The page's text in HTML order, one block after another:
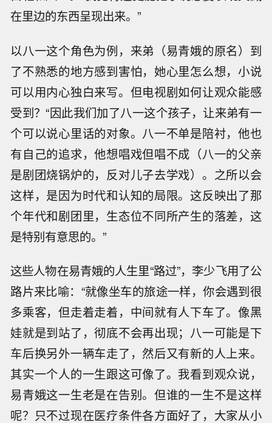
在里边的东西呈现出来。”
以八一这个角色为例，来弟（易青娥的原名）到
了不熟悉的地方感到害怕，她心里怎么想，小说
可以用内心独白来写。但电视剧如何让观众能感
受到？“因此我们加了八一这个孩子，让来弟有一
个可以说心里话的对象。八一不单是陪衬，他也
有自己的追求，他想唱戏但唱不成（八一的父亲
是剧团烧锅炉的，反对儿子去学戏）。之所以会
这样，是因为时代和认知的局限。这反映出了那
个年代和剧团里，生态位不同所产生的落差，这
是特别有意思的。”
这些人物在易青娥的人生里“路过”，李少飞用了公
路片来比喻：“就像坐车的旅途一样，你会遇到很
多乘客，但走着走着，中间就有人下车了。像黑
娃就是到站了，彻底不会再出现；八一可能是下
车后换另外一辆车走了，然后又有新的人上来。
其实一个人的一生跟这可像了。我看到观众说，
易青娥这一生老是在告别。但谁的一生不是这样
呢？只不过现在医疗条件各方面好了，大家从小